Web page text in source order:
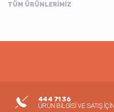
TÜM ÜRÜNLERİMİZ
444 71 36
ÜRÜN BİLGİSİ VE SATIŞ İÇİN